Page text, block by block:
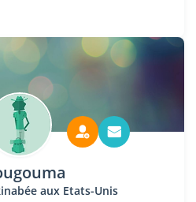
aux Etats-Unis